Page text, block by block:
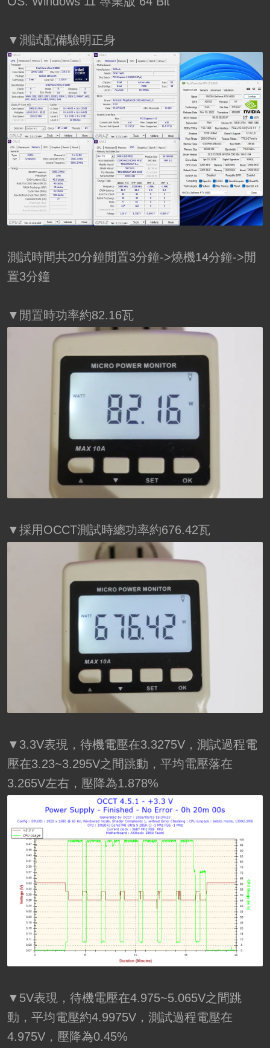
▼測試配備驗明正身
測試時間共20分鐘閒置3分鐘->燒機14分鐘->閒
置3分鐘
▼閒置時功率約82.16瓦
▼採用OCCT測試時總功率約676.42瓦
▼3.3V表現，待機電壓在3.3275V，測試過程電
壓在3.23~3.295V之間跳動，平均電壓落在
3.265V左右，壓降為1.878%
▼5V表現，待機電壓在4.975~5.065V之間跳
動，平均電壓約4.9975V，測試過程電壓在
4.975V，壓降為0.45%